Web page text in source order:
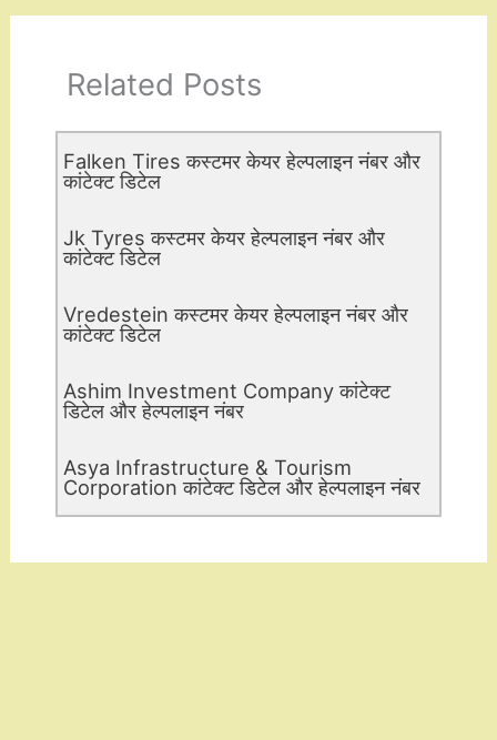
Related Posts
Falken Tires कस्टमर केयर हेल्पलाइन नंबर और
कांटेक्ट डिटेल
Jk Tyres कस्टमर केयर हेल्पलाइन नंबर और
कांटेक्ट डिटेल
Vredestein कस्टमर केयर हेल्पलाइन नंबर और
कांटेक्ट डिटेल
Ashim Investment Company कांटेक्ट
डिटेल और हेल्पलाइन नंबर
Asya Infrastructure & Tourism
Corporation कांटेक्ट डिटेल और हेल्पलाइन नंबर